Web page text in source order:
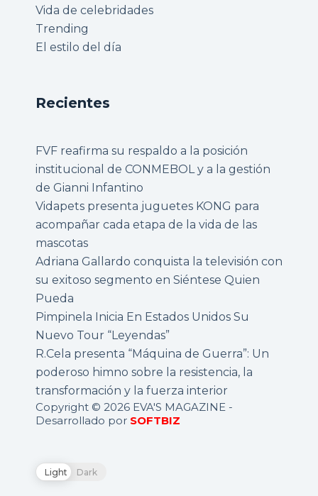
Vida de celebridades
Trending
El estilo del día
Recientes
FVF reafirma su respaldo a la posición
institucional de CONMEBOL y a la gestión
de Gianni Infantino
Vidapets presenta juguetes KONG para
acompañar cada etapa de la vida de las
mascotas
Adriana Gallardo conquista la televisión con
su exitoso segmento en Siéntese Quien
Pueda
Pimpinela Inicia En Estados Unidos Su
Nuevo Tour “Leyendas”
R.Cela presenta “Máquina de Guerra”: Un
poderoso himno sobre la resistencia, la
transformación y la fuerza interior
Copyright © 2026 EVA'S MAGAZINE -
Desarrollado por SOFTBIZ
Light Dark